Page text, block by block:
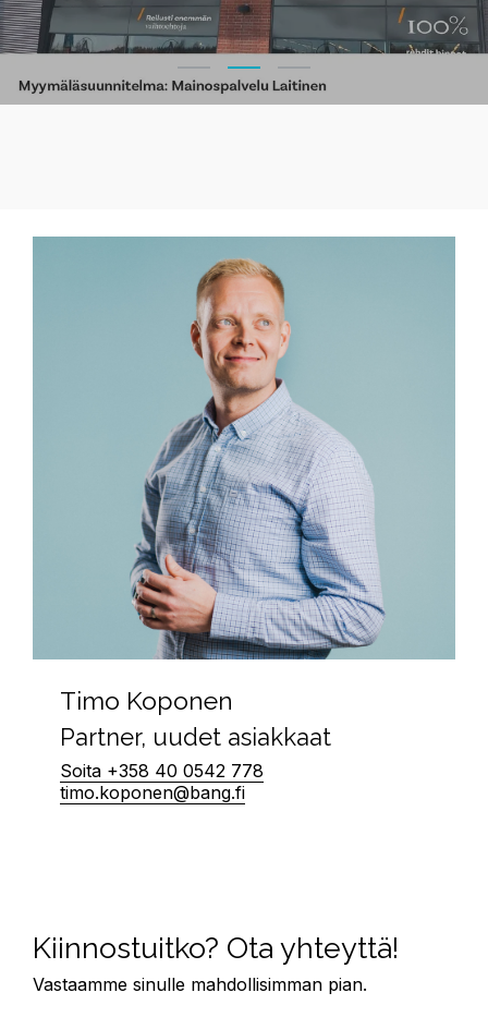
Timo Koponen
Partner, uudet asiakkaat
Soita +358 40 0542 778
timo.koponen@bang.fi
Kiinnostuitko? Ota yhteyttä!
Vastaamme sinulle mahdollisimman pian.